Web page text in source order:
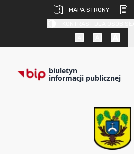
MAPA STRONY
biuletyn
informacji publicznej